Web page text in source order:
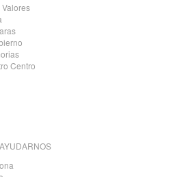
Centro